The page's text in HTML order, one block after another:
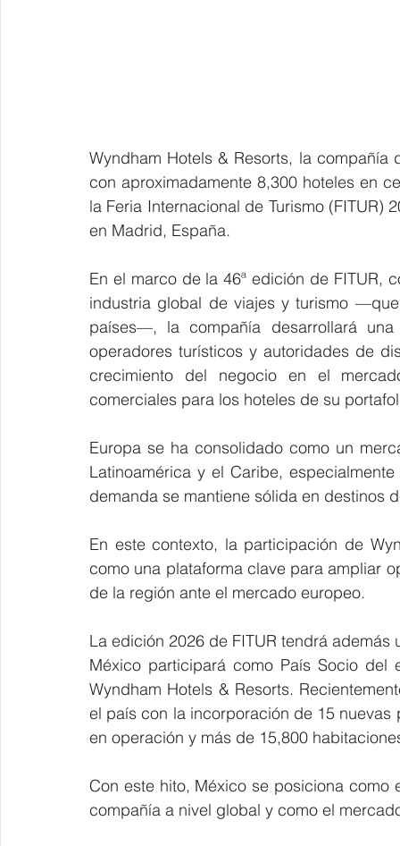
Wyndham Hotels & Resorts, la
con aproximadamente 8,300 hoteles en
la Feria Internacional de Turismo
en Madrid, España.
En el marco de la 46ª edición de FITUR,
industria global de viajes y turismo
países—, la compañía desarrollará
operadores turísticos y autoridades de
crecimiento del negocio en el
comerciales para los hoteles de su
Europa se ha consolidado como un
Latinoamérica y el Caribe,
demanda se mantiene sólida en destinos
En este contexto, la participación de
como una plataforma clave para ampliar
de la región ante el mercado europeo.
La edición 2026 de FITUR tendrá
México participará como País Socio del
Wyndham Hotels & Resorts.
el país con la incorporación de 15
en operación y más de 15,800
Con este hito, México se posiciona
compañía a nivel global y como el